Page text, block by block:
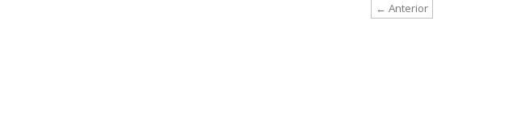
← Anterior